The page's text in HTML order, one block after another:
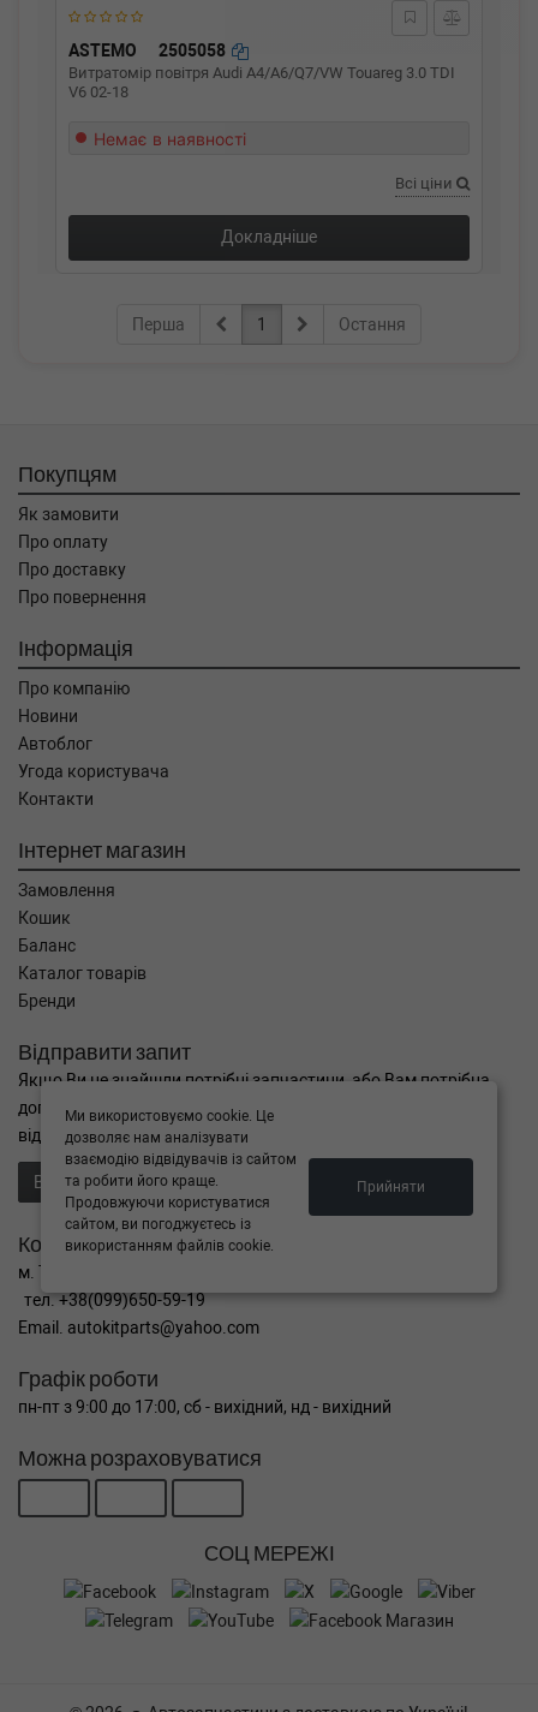
ASTEMO 2505058
Витратомір повітря Audi A4/A6/Q7/VW Touareg 3.0 TDI
V6 02-18
Немає в наявності
Всі ціни
Докладніше
Перша 1 Остання
Покупцям
Як замовити
Про оплату
Про доставку
Про повернення
Інформація
Про компанію
Новини
Автоблог
Угода користувача
Контакти
Інтернет магазин
Замовлення
Кошик
Баланс
Каталог товарів
Бренди
Відправити запит
Якщо Ви не знайшли потрібні запчастини, або Вам потрібна
допомога в підборі,
відправте нам запит - ми Вам допоможемо
Відправити запит продавцю
Контакти
м. Тернопіль вул. Микулинецька 106а
тел. +38(099)650-59-19
Email. autokitparts@yahoo.com
Графік роботи
пн-пт з 9:00 до 17:00, сб - вихідний, нд - вихідний
Можна розраховуватися
СОЦ МЕРЕЖІ
Ми використовуємо cookie. Це
дозволяє нам аналізувати
взаємодію відвідувачів із сайтом
та робити його краще.
Продовжуючи користуватися
сайтом, ви погоджуєтесь із
використанням файлів cookie.
Прийняти